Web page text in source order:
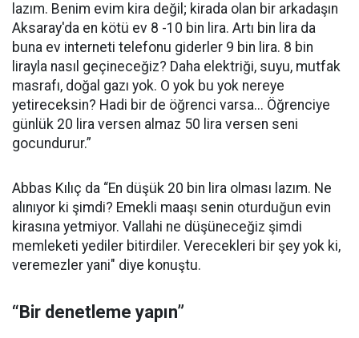
lazım. Benim evim kira değil; kirada olan bir arkadaşın
Aksaray'da en kötü ev 8 -10 bin lira. Artı bin lira da
buna ev interneti telefonu giderler 9 bin lira. 8 bin
lirayla nasıl geçineceğiz? Daha elektriği, suyu, mutfak
masrafı, doğal gazı yok. O yok bu yok nereye
yetireceksin? Hadi bir de öğrenci varsa... Öğrenciye
günlük 20 lira versen almaz 50 lira versen seni
gocundurur.”
Abbas Kılıç da “En düşük 20 bin lira olması lazım. Ne
alınıyor ki şimdi? Emekli maaşı senin oturduğun evin
kirasına yetmiyor. Vallahi ne düşüneceğiz şimdi
memleketi yediler bitirdiler. Verecekleri bir şey yok ki,
veremezler yani" diye konuştu.
“Bir denetleme yapın”